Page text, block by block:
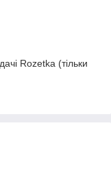
Rozetka (тільки